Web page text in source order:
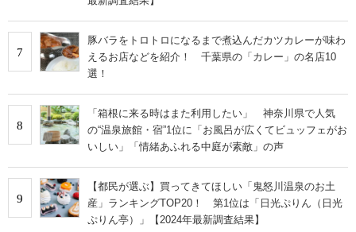
7
豚バラをトロトロになるまで煮込んだカツカレーが味わ
えるお店などを紹介！ 千葉県の「カレー」の名店10
選！
8
「箱根に来る時はまた利用したい」 神奈川県で人気
の“温泉旅館・宿”1位に「お風呂が広くてビュッフェがお
いしい」「情緒あふれる中庭が素敵」の声
9
【都民が選ぶ】買ってきてほしい「鬼怒川温泉のお土
産」ランキングTOP20！ 第1位は「日光ぷりん（日光
ぷりん亭）」【2024年最新調査結果】